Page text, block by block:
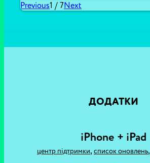
Previous1 / 7Next
ДОДАТКИ
iPhone + iPad
центр підтримки, список оновлень,